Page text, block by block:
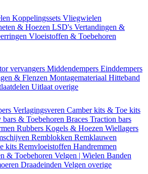
Koppelingssets Vliegwielen
& Hoezen LSD's Vertandingen &
Vloeistoffen & Toebehoren
vervangers Middendempers Einddempers
& Flenzen Montagemateriaal Hitteband
Uitlaat overige
Verlagingsveren Camber kits & Toe kits
bars & Toebehoren Braces Traction bars
Rubbers Kogels & Hoezen Wiellagers
Remblokken Remklauwen
kits Remvloeistoffen Handremmen
& Toebehoren Velgen | Wielen Banden
Draadeinden Velgen overige